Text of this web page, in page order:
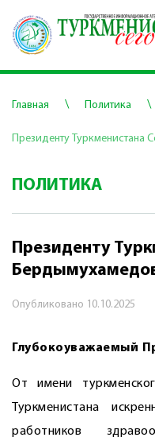
Главная \ Политика \
Президенту Туркменистана
ПОЛИТИКА
Президенту
Опубликовано 10.10.2025
Глубокоуважаемый
От имени
Туркменистана
работников